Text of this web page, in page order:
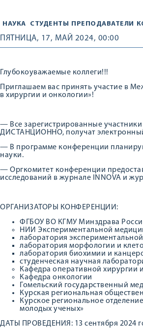
НАУКА СТУДЕНТЫ ПРЕПОДАВАТЕЛИ
ПЯТНИЦА, 17, МАЙ 2024, 00:00
Глубокоуважаемые коллеги!!!
Приглашаем вас принять участие в
в хирургии и онкологии»!
— Все зарегистрированные
ДИСТАНЦИОННО, получат
— В программе конференции
науки.
— Оргкомитет конференции
исследований в журнале INNOVA и
ОРГАНИЗАТОРЫ КОНФЕРЕНЦИИ:
ФГБОУ ВО КГМУ Минздрава
НИИ Экспериментальной
лаборатория
лаборатория морфологии и
лаборатория биохимии и
студенческая научная
Кафедра оперативной хирургии
Кафедра онкологии
Гомельский государственный
Курская региональная
Курское региональное
молодых ученых»
ДАТЫ ПРОВЕДЕНИЯ: 13 сентября 2024